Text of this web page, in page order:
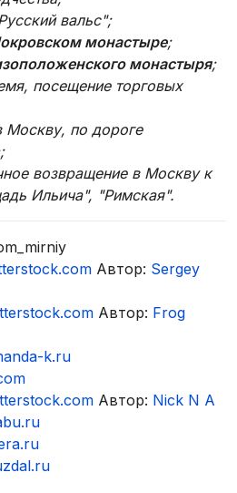
вальс";
монастыре;
монастыря;
посещение торговых
Москву, по дороге
возвращение в Москву к
Ильича", "Римская".
Автор: Sergey
Автор: Frog
k.ru
Автор: Nick N A